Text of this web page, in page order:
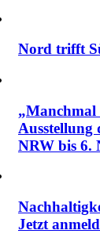
Nord trifft
„Manchmal
NRW bis 6.
Jetzt